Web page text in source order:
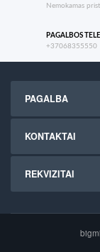
Nemokamas
PAGALBOS
+37068355550
PAGALBA
KONTAKTAI
REKVIZITAI